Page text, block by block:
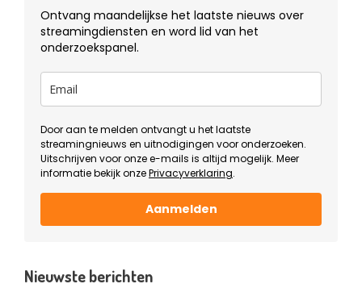
Ontvang maandelijkse het laatste nieuws over
streamingdiensten en word lid van het
onderzoekspanel.
Door aan te melden ontvangt u het laatste
streamingnieuws en uitnodigingen voor onderzoeken.
Uitschrijven voor onze e-mails is altijd mogelijk. Meer
informatie bekijk onzePrivacyverklaring.
Aanmelden
Nieuwste berichten